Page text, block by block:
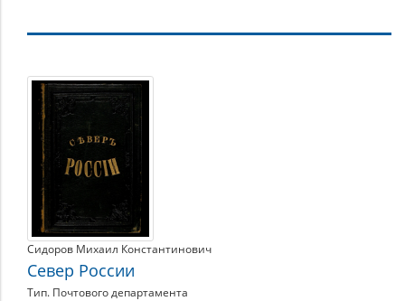
История
края
XVIII
до
начала
ХХ
века
Сидоров Михаил Константинович
Север России
Тип. Почтового департамента